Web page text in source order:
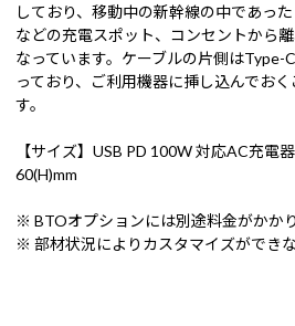
しており、移動中の新幹線の中であっ
などの充電スポット、コンセントから
なっています。ケーブルの片側はType-
っており、ご利用機器に挿し込んでお
す。
【サイズ】USB PD 100W 対応AC充電
60(H)mm
※ BTOオプションには別途料金がかかり
※ 部材状況によりカスタマイズができ